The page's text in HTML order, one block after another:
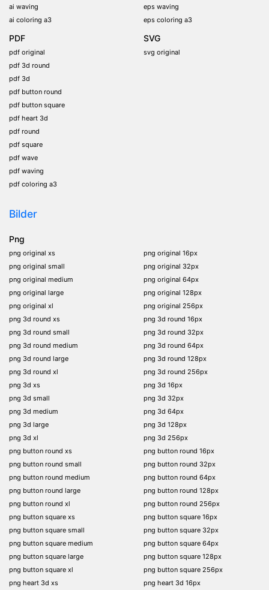
ai waving
ai coloring a3
eps waving
eps coloring a3
PDF
pdf original
pdf 3d round
pdf 3d
pdf button round
pdf button square
pdf heart 3d
pdf round
pdf square
pdf wave
pdf waving
pdf coloring a3
SVG
svg original
Bilder
Png
png original xs
png original small
png original medium
png original large
png original xl
png 3d round xs
png 3d round small
png 3d round medium
png 3d round large
png 3d round xl
png 3d xs
png 3d small
png 3d medium
png 3d large
png 3d xl
png button round xs
png button round small
png button round medium
png button round large
png button round xl
png button square xs
png button square small
png button square medium
png button square large
png button square xl
png heart 3d xs
png original 16px
png original 32px
png original 64px
png original 128px
png original 256px
png 3d round 16px
png 3d round 32px
png 3d round 64px
png 3d round 128px
png 3d round 256px
png 3d 16px
png 3d 32px
png 3d 64px
png 3d 128px
png 3d 256px
png button round 16px
png button round 32px
png button round 64px
png button round 128px
png button round 256px
png button square 16px
png button square 32px
png button square 64px
png button square 128px
png button square 256px
png heart 3d 16px